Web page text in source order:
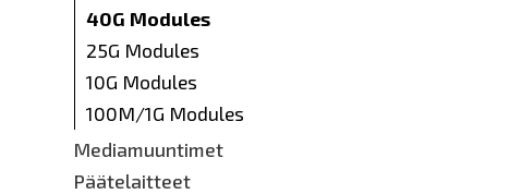
40G Modules
25G Modules
10G Modules
100M/1G Modules
Mediamuuntimet
Päätelaitteet